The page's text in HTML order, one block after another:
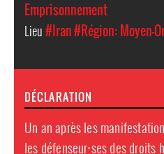
Emprisonnement
Lieu#Iran#Région: Moyen-
DÉCLARATION
Un an après les
les défenseur⸱ses des droits